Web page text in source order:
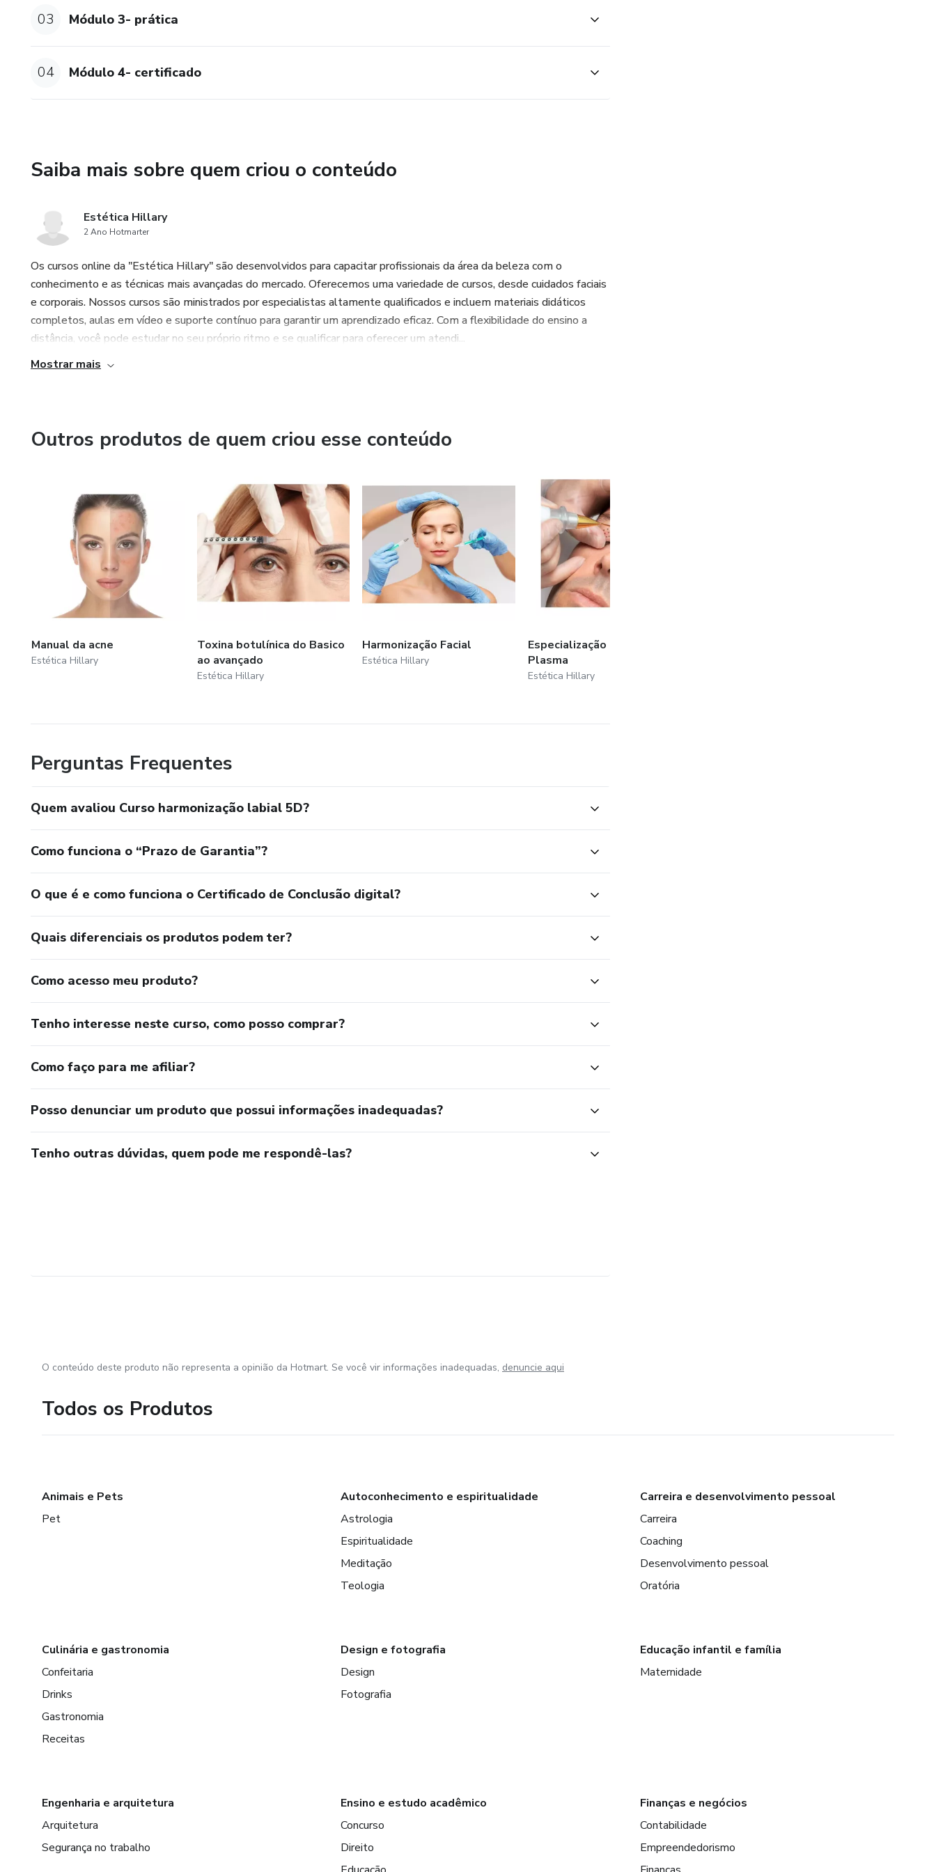
03 Módulo 3- prática
04 Módulo 4- certificado
Saiba mais sobre quem criou o conteúdo
Estética Hillary
2 Ano Hotmarter
Os cursos online da "Estética Hillary" são desenvolvidos para capacitar profissionais da área da beleza com o
conhecimento e as técnicas mais avançadas do mercado. Oferecemos uma variedade de cursos, desde cuidados faciais
e corporais. Nossos cursos são ministrados por especialistas altamente qualificados e incluem materiais didáticos
completos, aulas em vídeo e suporte contínuo para garantir um aprendizado eficaz. Com a flexibilidade do ensino a
distância, você pode estudar no seu próprio ritmo e se qualificar para oferecer um atendi...
Mostrar mais
Outros produtos de quem criou esse conteúdo
Manual da acne
Estética Hillary
Toxina botulínica do Basico
ao avançado
Estética Hillary
Harmonização Facial
Estética Hillary
Especialização em Jett
Plasma
Estética Hillary
Perguntas Frequentes
Quem avaliou Curso harmonização labial 5D?
Como funciona o “Prazo de Garantia”?
O que é e como funciona o Certificado de Conclusão digital?
Quais diferenciais os produtos podem ter?
Como acesso meu produto?
Tenho interesse neste curso, como posso comprar?
Como faço para me afiliar?
Posso denunciar um produto que possui informações inadequadas?
Tenho outras dúvidas, quem pode me respondê-las?
O conteúdo deste produto não representa a opinião da Hotmart. Se você vir informações inadequadas, denuncie aqui
Todos os Produtos
Animais e Pets
Pet
Autoconhecimento e espiritualidade
Astrologia
Espiritualidade
Meditação
Teologia
Carreira e desenvolvimento pessoal
Carreira
Coaching
Desenvolvimento pessoal
Oratória
Culinária e gastronomia
Confeitaria
Drinks
Gastronomia
Receitas
Design e fotografia
Design
Fotografia
Educação infantil e família
Maternidade
Engenharia e arquitetura
Arquitetura
Segurança no trabalho
Ensino e estudo acadêmico
Concurso
Direito
Finanças e negócios
Contabilidade
Empreendedorismo